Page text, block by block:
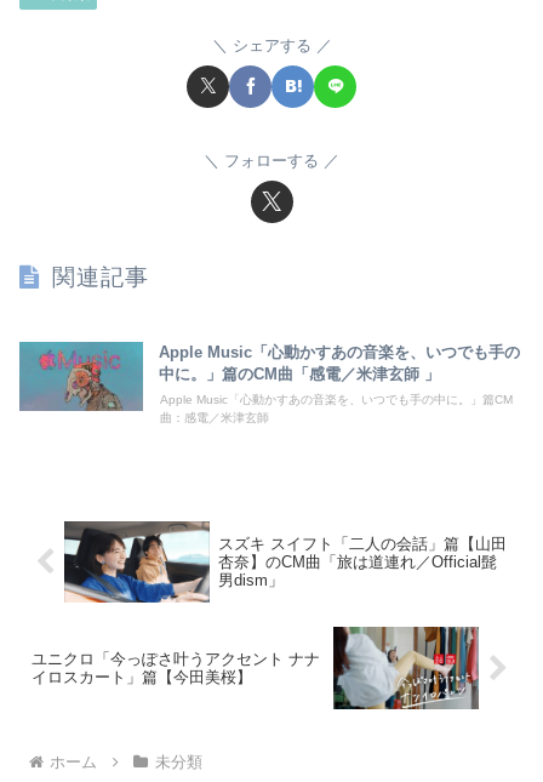
シェアする
フォローする
関連記事
Apple Music「心動かすあの音楽を、いつでも手の
中に。」篇のCM曲「感電／米津玄師 」
Apple Music「心動かすあの音楽を、いつでも手の中に。」篇CM
曲：感電／米津玄師
スズキ スイフト「二人の会話」篇【山田
杏奈】のCM曲「旅は道連れ／Official髭
男dism」
ユニクロ「今っぽさ叶うアクセント ナナ
イロスカート」篇【今田美桜】
ホーム 未分類